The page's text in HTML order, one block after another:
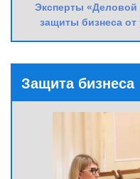
Эксперты
защиты бизнеса от
Защита бизнеса